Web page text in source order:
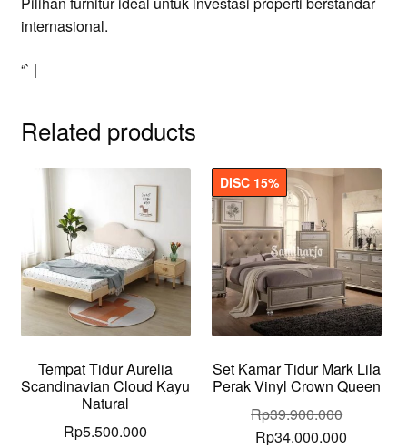
internasional.
“` |
Related products
Tempat Tidur Aurelia
Scandinavian Cloud Kayu
Natural
Rp5.500.000
Set Kamar Tidur Mark Lila
Perak Vinyl Crown Queen
DISC 15%
Rp39.900.000
Original
Rp34.000.000